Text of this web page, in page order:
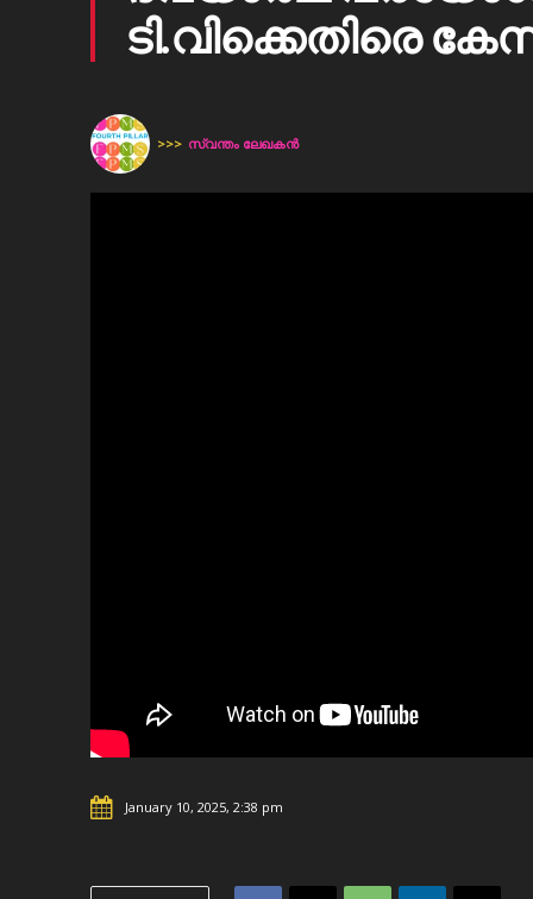
ടി.വിക്കെതിരെ
>>> സ്വന്തം ലേഖകന്‍
January 10, 2025, 2:38 pm